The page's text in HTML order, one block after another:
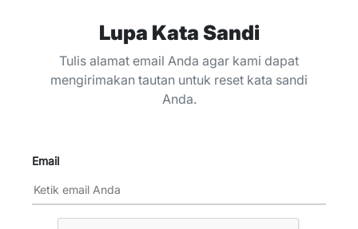
Lupa Kata Sandi
Tulis alamat email Anda agar kami dapat
mengirimakan tautan untuk reset kata sandi
Anda.
Email